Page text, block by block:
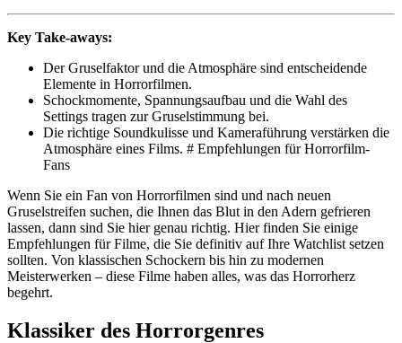
Key Take-aways:
Der Gruselfaktor und die Atmosphäre sind entscheidende
Elemente in Horrorfilmen.
Schockmomente, Spannungsaufbau und die Wahl des
Settings tragen zur Gruselstimmung bei.
Die richtige Soundkulisse und Kameraführung verstärken die
Atmosphäre eines Films. # Empfehlungen für Horrorfilm-
Fans
Wenn Sie ein Fan von Horrorfilmen sind und nach neuen
Gruselstreifen suchen, die Ihnen das Blut in den Adern gefrieren
lassen, dann sind Sie hier genau richtig. Hier finden Sie einige
Empfehlungen für Filme, die Sie definitiv auf Ihre Watchlist setzen
sollten. Von klassischen Schockern bis hin zu modernen
Meisterwerken – diese Filme haben alles, was das Horrorherz
begehrt.
Klassiker des Horrorgenres